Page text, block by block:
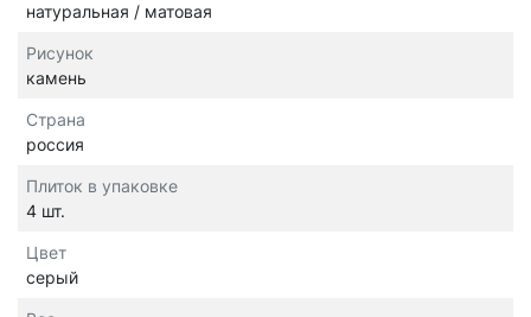
натуральная / матовая
Рисунок
камень
Страна
россия
Плиток в упаковке
4 шт.
Цвет
серый